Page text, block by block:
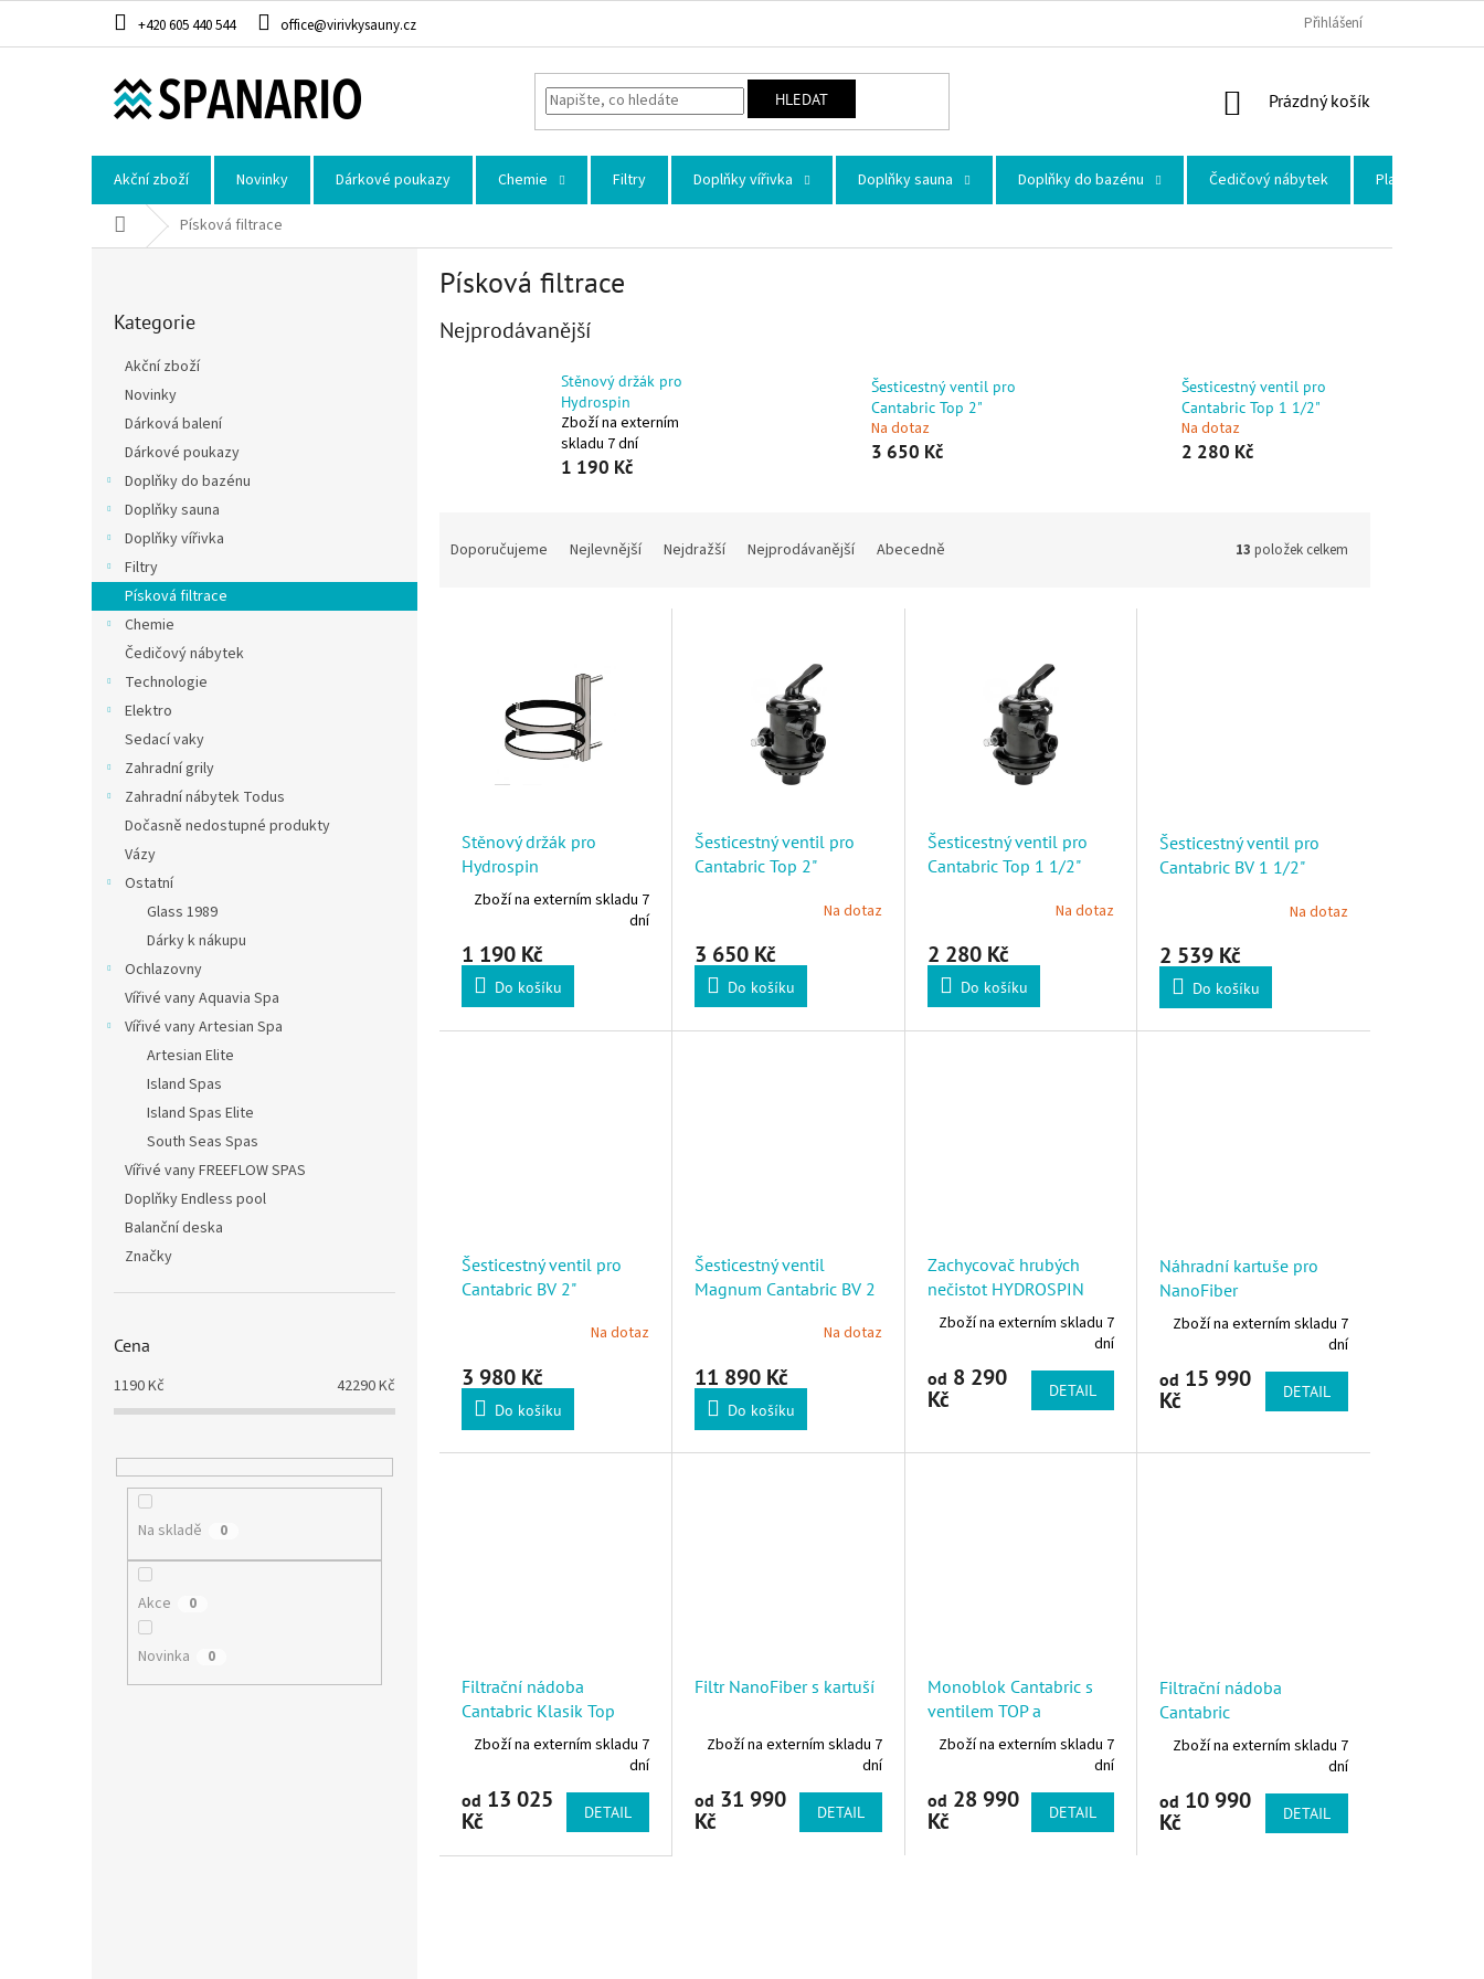
+420 605 440 544 office@virivkysauny.cz Přihlášení
HLEDAT NÁKUPNÍ KOŠÍK
Prázdný košík
Akční zboží Novinky Dárkové poukazy Chemie Filtry Doplňky vířivka Doplňky sauna Doplňky do bazénu Čedičový nábytek Plastové
Domů Písková filtrace
Kategorie
Akční zboží
Novinky
Dárková balení
Dárkové poukazy
Doplňky do bazénu
Doplňky sauna
Doplňky vířivka
Filtry
Písková filtrace
Chemie
Čedičový nábytek
Technologie
Elektro
Sedací vaky
Zahradní grily
Zahradní nábytek Todus
Dočasně nedostupné produkty
Vázy
Ostatní
Glass 1989
Dárky k nákupu
Ochlazovny
Vířivé vany Aquavia Spa
Vířivé vany Artesian Spa
Artesian Elite
Island Spas
Island Spas Elite
South Seas Spas
Vířivé vany FREEFLOW SPAS
Doplňky Endless pool
Balanční deska
Značky
Cena
1190Kč 42290Kč
Na skladě 0
Akce 0
Novinka 0
Písková filtrace
Nejprodávanější
Stěnový držák pro
Hydrospin
Zboží na externím
skladu 7 dní
1 190 Kč
Šesticestný ventil pro
Cantabric Top 2"
Na dotaz
3 650 Kč
Šesticestný ventil pro
Cantabric Top 1 1/2"
Na dotaz
2 280 Kč
Doporučujeme Nejlevnější Nejdražší Nejprodávanější Abecedně 13 položek celkem
Stěnový držák pro
Hydrospin
Zboží na externím skladu 7
dní
1 190 Kč
Do košíku
Šesticestný ventil pro
Cantabric Top 2"
Na dotaz
3 650 Kč
Do košíku
Šesticestný ventil pro
Cantabric Top 1 1/2"
Na dotaz
2 280 Kč
Do košíku
Šesticestný ventil pro
Cantabric BV 1 1/2"
Na dotaz
2 539 Kč
Do košíku
Šesticestný ventil pro
Cantabric BV 2"
Na dotaz
3 980 Kč
Do košíku
Šesticestný ventil
Magnum Cantabric BV 2
Na dotaz
11 890 Kč
Do košíku
Zachycovač hrubých
nečistot HYDROSPIN
Zboží na externím skladu 7
dní
od 8 290
Kč DETAIL
Náhradní kartuše pro
NanoFiber
Zboží na externím skladu 7
dní
od 15 990
Kč DETAIL
Filtrační nádoba
Cantabric Klasik Top
Zboží na externím skladu 7
dní
od 13 025
Kč DETAIL
Filtr NanoFiber s kartuší
Zboží na externím skladu 7
dní
od 31 990
Kč DETAIL
Monoblok Cantabric s
ventilem TOP a
čerpadlem Victoria Plus
Zboží na externím skladu 7
dní
od 28 990
Kč DETAIL
Filtrační nádoba
Cantabric
Zboží na externím skladu 7
dní
od 10 990
Kč DETAIL